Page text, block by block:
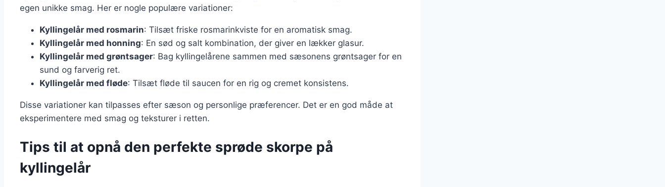
egen unikke smag. Her er nogle populære variationer:
Kyllingelår med rosmarin: Tilsæt friske rosmarinkviste for en aromatisk smag.
Kyllingelår med honning: En sød og salt kombination, der giver en lækker glasur.
Kyllingelår med grøntsager: Bag kyllingelårene sammen med sæsonens grøntsager for en
sund og farverig ret.
Kyllingelår med fløde: Tilsæt fløde til saucen for en rig og cremet konsistens.
Disse variationer kan tilpasses efter sæson og personlige præferencer. Det er en god måde at
eksperimentere med smag og teksturer i retten.
Tips til at opnå den perfekte sprøde skorpe på
kyllingelår